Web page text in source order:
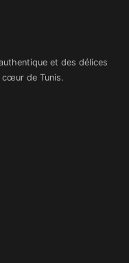
et des délices
cœur de Tunis.